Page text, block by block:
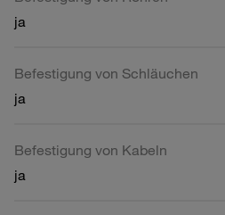
ja
Befestigung von Schläuchen
ja
Befestigung von Kabeln
ja